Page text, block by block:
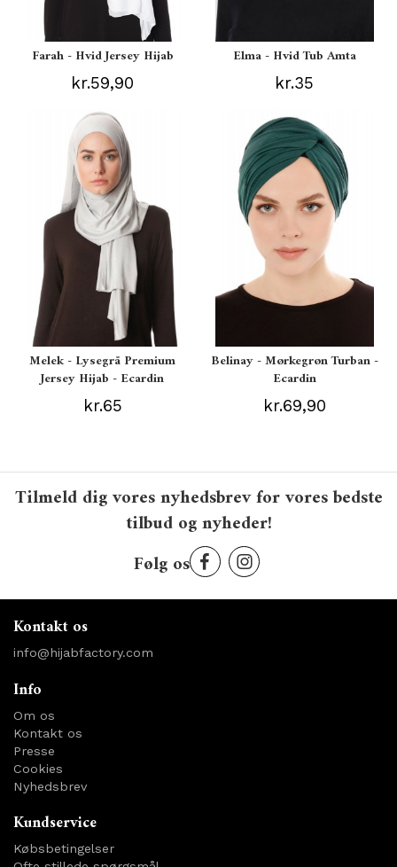
Farah - Hvid Jersey Hijab
kr.59,90
Elma - Hvid Tub Amta
kr.35
Melek - Lysegrå Premium
Jersey Hijab - Ecardin
kr.65
Belinay - Mørkegrøn Turban -
Ecardin
kr.69,90
Tilmeld dig vores nyhedsbrev for vores bedste
tilbud og nyheder!
Følg os
Kontakt os
info@hijabfactory.com
Info
Om os
Kontakt os
Presse
Cookies
Nyhedsbrev
Kundservice
Købsbetingelser